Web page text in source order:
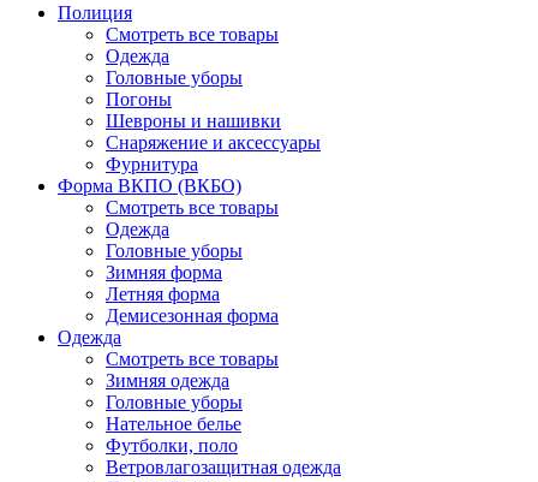
Полиция
Смотреть все товары
Одежда
Головные уборы
Погоны
Шевроны и нашивки
Снаряжение и аксессуары
Фурнитура
Форма ВКПО (ВКБО)
Смотреть все товары
Одежда
Головные уборы
Зимняя форма
Летняя форма
Демисезонная форма
Одежда
Смотреть все товары
Зимняя одежда
Головные уборы
Нательное белье
Футболки, поло
Ветровлагозащитная одежда